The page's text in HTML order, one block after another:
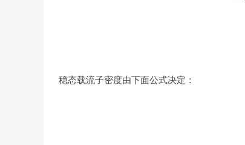
稳态载流子密度由下面公式决定：